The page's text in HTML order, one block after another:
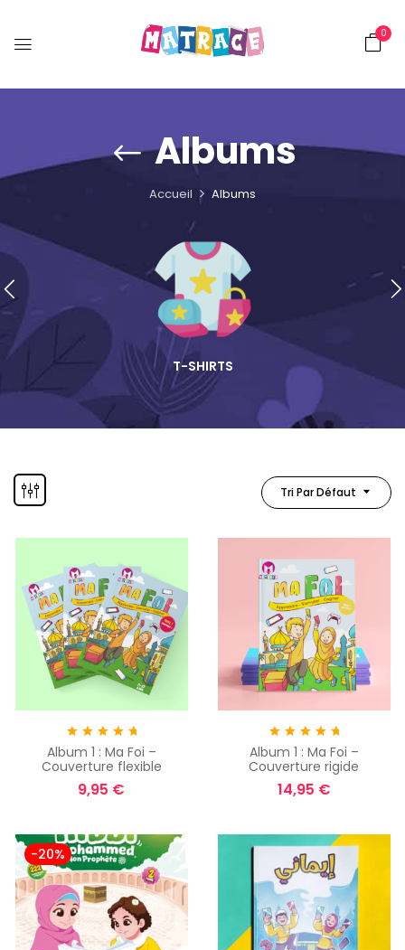
0
Albums
Accueil Albums
T-SHIRTS
Tri Par Défaut
Note 5.00sur
5
Album 1 : Ma Foi –
Couverture flexible
9,95 €
Note 5.00sur
5
Album 1 : Ma Foi –
Couverture rigide
14,95 €
-20%